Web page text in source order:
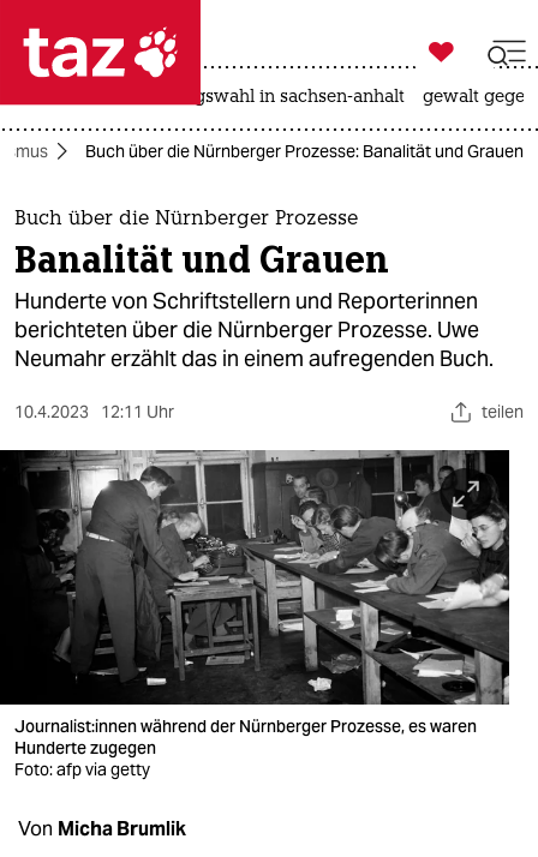
 taz zahl ich
taz zahl ich
themen
politik
öko
sport
berlin
nord
wahrheit
verlag
verlag
shop

taz zahl ich
landtagswahl in sachsen-anhalt gewalt
Buch über die Nürnberger Prozesse: Banalität und Grauen
Buch über die Nürnberger Prozesse
Banalität und Grauen
Hunderte von Schriftstellern und Reporterinnen
berichteten über die Nürnberger Prozesse. Uwe
Neumahr erzählt das in einem aufregenden Buch.
10.4.2023 12:11 Uhr teilen
Jour­na­lis­t:in­nen während der Nürnberger Prozesse, es waren
Hunderte zugegen
Foto: afp via getty
Von Micha Brumlik